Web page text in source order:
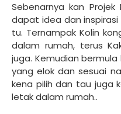
Sebenarnya kan Projek
dapat idea dan
tu. Ternampak Kolin
dalam rumah, terus
juga. Kemudian
yang elok dan sesuai
kena pilih dan tau juga
letak dalam rumah..